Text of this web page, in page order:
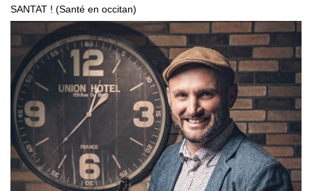
SANTAT ! (Santé en occitan)